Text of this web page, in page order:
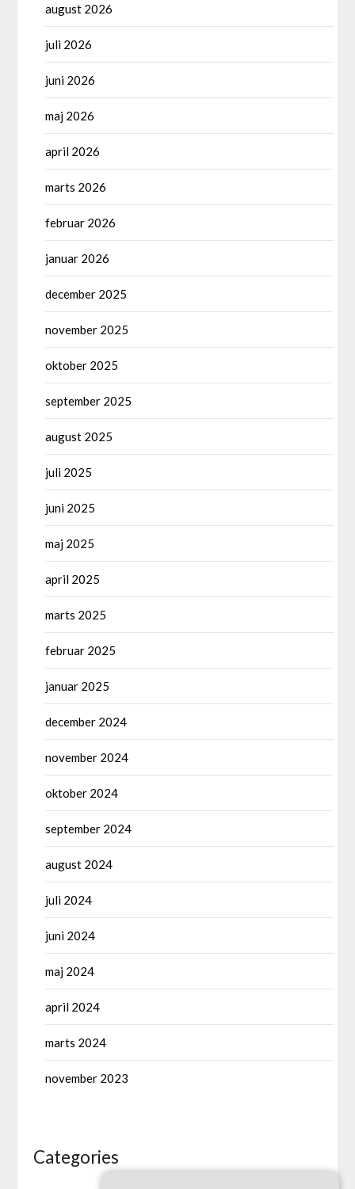
august 2026
juli 2026
juni 2026
maj 2026
april 2026
marts 2026
februar 2026
januar 2026
december 2025
november 2025
oktober 2025
september 2025
august 2025
juli 2025
juni 2025
maj 2025
april 2025
marts 2025
februar 2025
januar 2025
december 2024
november 2024
oktober 2024
september 2024
august 2024
juli 2024
juni 2024
maj 2024
april 2024
marts 2024
november 2023
Categories